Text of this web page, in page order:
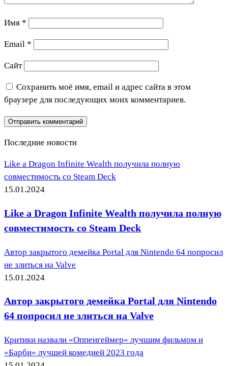
Имя *
Email *
Сайт
Сохранить моё имя, email и адрес сайта в этом
браузере для последующих моих комментариев.
Последние новости
Like a Dragon Infinite Wealth получила полную
совместимость со Steam Deck
15.01.2024
Like a Dragon Infinite Wealth получила полную
совместимость со Steam Deck
Автор закрытого демейка Portal для Nintendo 64 попросил
не злиться на Valve
15.01.2024
Автор закрытого демейка Portal для Nintendo
64 попросил не злиться на Valve
Критики назвали «Оппенгеймер» лучшим фильмом и
«Барби» лучшей комедией 2023 года